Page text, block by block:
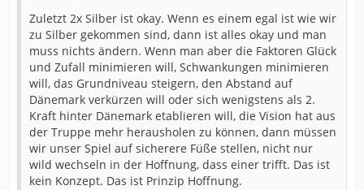
Zuletzt 2x Silber ist okay. Wenn es einem egal ist wie wir
zu Silber gekommen sind, dann ist alles okay und man
muss nichts ändern. Wenn man aber die Faktoren Glück
und Zufall minimieren will, Schwankungen minimieren
will, das Grundniveau steigern, den Abstand auf
Dänemark verkürzen will oder sich wenigstens als 2.
Kraft hinter Dänemark etablieren will, die Vision hat aus
der Truppe mehr herausholen zu können, dann müssen
wir unser Spiel auf sicherere Füße stellen, nicht nur
wild wechseln in der Hoffnung, dass einer trifft. Das ist
kein Konzept. Das ist Prinzip Hoffnung.